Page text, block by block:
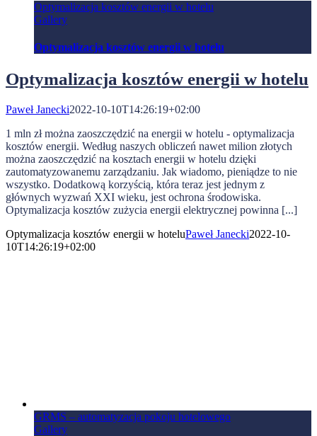
Optymalizacja kosztów energii w hotelu
Gallery
Optymalizacja kosztów energii w hotelu
Optymalizacja kosztów energii w hotelu
Paweł Janecki2022-10-10T14:26:19+02:00
1 mln zł można zaoszczędzić na energii w hotelu - optymalizacja
kosztów energii. Według naszych obliczeń nawet milion złotych
można zaoszczędzić na kosztach energii w hotelu dzięki
zautomatyzowanemu zarządzaniu. Jak wiadomo, pieniądze to nie
wszystko. Dodatkową korzyścią, która teraz jest jednym z
głównych wyzwań XXI wieku, jest ochrona środowiska.
Optymalizacja kosztów zużycia energii elektrycznej powinna [...]
Optymalizacja kosztów energii w hoteluPaweł Janecki2022-10-
10T14:26:19+02:00
GRMS – automatyzacja pokoju hotelowego
Gallery